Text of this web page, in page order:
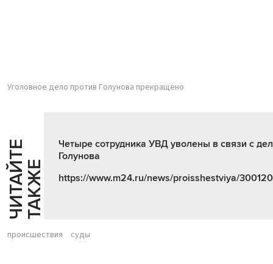
Уголовное дело против Голунова прекращено
Ч
И
Т
АЙ
Т
Е
Т
А
К
ЖЕ
Четыре сотрудника УВД уволены в связи с
Голунова
https://www.m24.ru/news/proisshestviya/
происшествия суды